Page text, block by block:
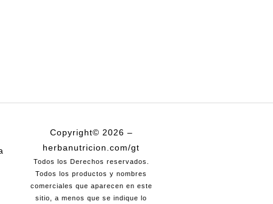
Copyright© 2026 –
herbanutricion.com/gt
Todos los Derechos reservados.
Todos los productos y nombres
comerciales que aparecen en este
sitio, a menos que se indique lo